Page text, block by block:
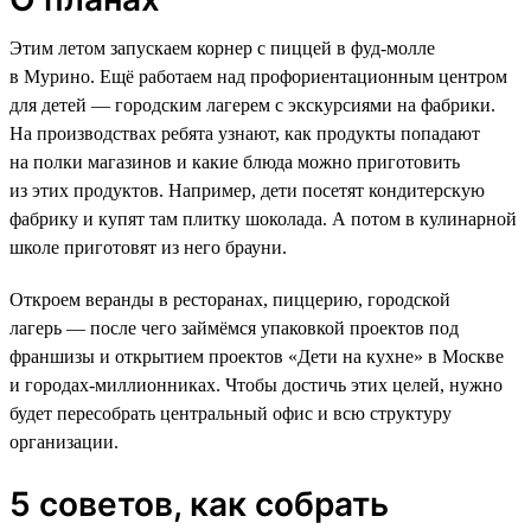
Этим летом запускаем корнер с пиццей в фуд-молле
в Мурино. Ещё работаем над профориентационным центром
для детей — городским лагерем с экскурсиями на фабрики.
На производствах ребята узнают, как продукты попадают
на полки магазинов и какие блюда можно приготовить
из этих продуктов. Например, дети посетят кондитерскую
фабрику и купят там плитку шоколада. А потом в кулинарной
школе приготовят из него брауни.
Откроем веранды в ресторанах, пиццерию, городской
лагерь — после чего займёмся упаковкой проектов под
франшизы и открытием проектов «Дети на кухне» в Москве
и городах-миллионниках. Чтобы достичь этих целей, нужно
будет пересобрать центральный офис и всю структуру
организации.
5 советов, как собрать